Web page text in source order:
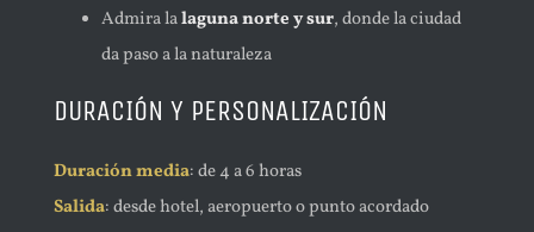
Admira lalaguna norte y sur, donde la ciudad
da paso a la naturaleza
DURACIÓN Y PERSONALIZACIÓN
Duración media: de 4 a 6horas
Salida: desde hotel, aeropuerto o punto acordado